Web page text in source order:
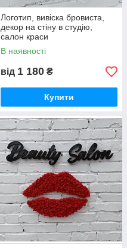
Логотип, вивіска бровиста,
декор на стіну в студію,
салон краси
В наявності
від 1 180 ₴
Купити